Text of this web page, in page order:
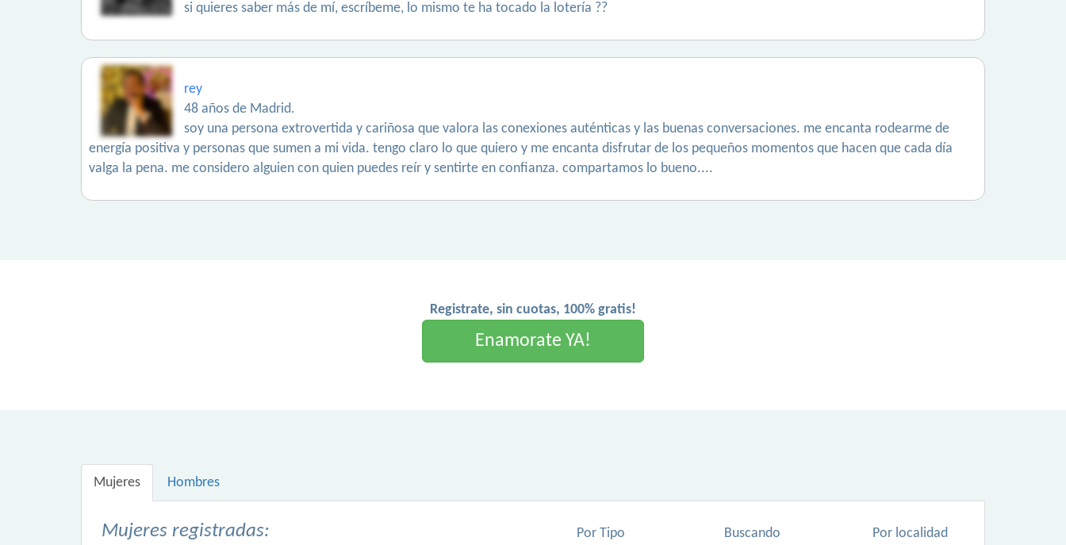
si quieres saber más de mí, escríbeme, lo mismo te ha tocado la lotería ??
rey
48 años de Madrid.
soy una persona extrovertida y cariñosa que valora las conexiones auténticas y las buenas conversaciones. me encanta rodearme de
energía positiva y personas que sumen a mi vida. tengo claro lo que quiero y me encanta disfrutar de los pequeños momentos que hacen que cada día
valga la pena. me considero alguien con quien puedes reír y sentirte en confianza. compartamos lo bueno....
Registrate, sin cuotas, 100% gratis!
Enamorate YA!
Mujeres Hombres
Mujeres registradas: Por Tipo Buscando Por localidad